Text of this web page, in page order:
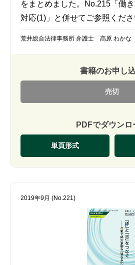
をまとめました。No.215「働
対応(1)」と併せてご参照くださ
荒井総合法律事務所 弁護士 高原 わか
書籍のお申し
売切
PDFでダウンロ
単頁形式
2019年9月 (No.221)